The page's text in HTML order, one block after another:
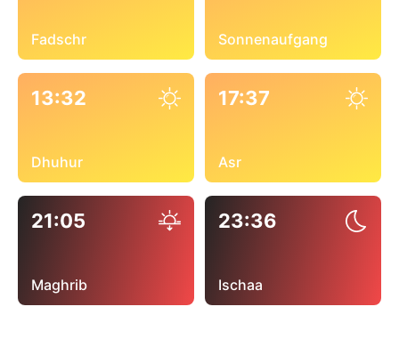
Fadschr Sonnenaufgang
13:32
Dhuhur
17:37
Asr
21:05
Maghrib
23:36
Ischaa